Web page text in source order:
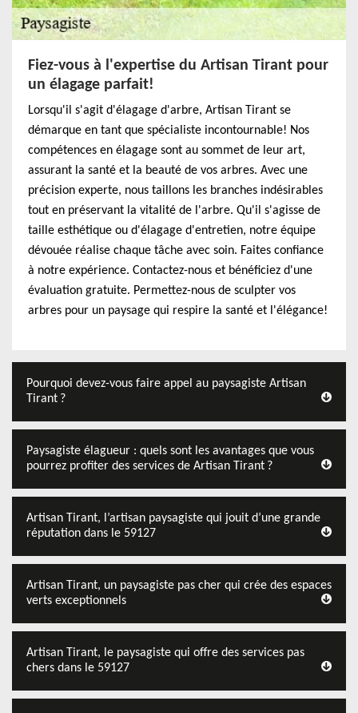
Fiez-vous à l'expertise du Artisan Tirant pour
un élagage parfait!
Lorsqu'il s'agit d'élagage d'arbre, Artisan Tirant se
démarque en tant que spécialiste incontournable! Nos
compétences en élagage sont au sommet de leur art,
assurant la santé et la beauté de vos arbres. Avec une
précision experte, nous taillons les branches indésirables
tout en préservant la vitalité de l'arbre. Qu'il s'agisse de
taille esthétique ou d'élagage d'entretien, notre équipe
dévouée réalise chaque tâche avec soin. Faites confiance
à notre expérience. Contactez-nous et bénéficiez d'une
évaluation gratuite. Permettez-nous de sculpter vos
arbres pour un paysage qui respire la santé et l'élégance!
Pourquoi devez-vous faire appel au paysagiste Artisan
Tirant ?
Paysagiste élagueur : quels sont les avantages que vous
pourrez profiter des services de Artisan Tirant ?
Artisan Tirant, l’artisan paysagiste qui jouit d’une grande
réputation dans le 59127
Artisan Tirant, un paysagiste pas cher qui crée des espaces
verts exceptionnels
Artisan Tirant, le paysagiste qui offre des services pas
chers dans le 59127